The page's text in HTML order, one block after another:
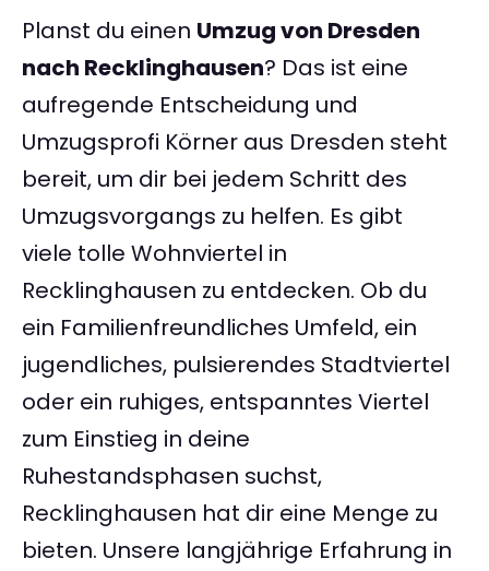
Planst du einen Umzug von Dresden
nach Recklinghausen? Das ist eine
aufregende Entscheidung und
Umzugsprofi Körner aus Dresden steht
bereit, um dir bei jedem Schritt des
Umzugsvorgangs zu helfen. Es gibt
viele tolle Wohnviertel in
Recklinghausen zu entdecken. Ob du
ein Familienfreundliches Umfeld, ein
jugendliches, pulsierendes Stadtviertel
oder ein ruhiges, entspanntes Viertel
zum Einstieg in deine
Ruhestandsphasen suchst,
Recklinghausen hat dir eine Menge zu
bieten. Unsere langjährige Erfahrung in